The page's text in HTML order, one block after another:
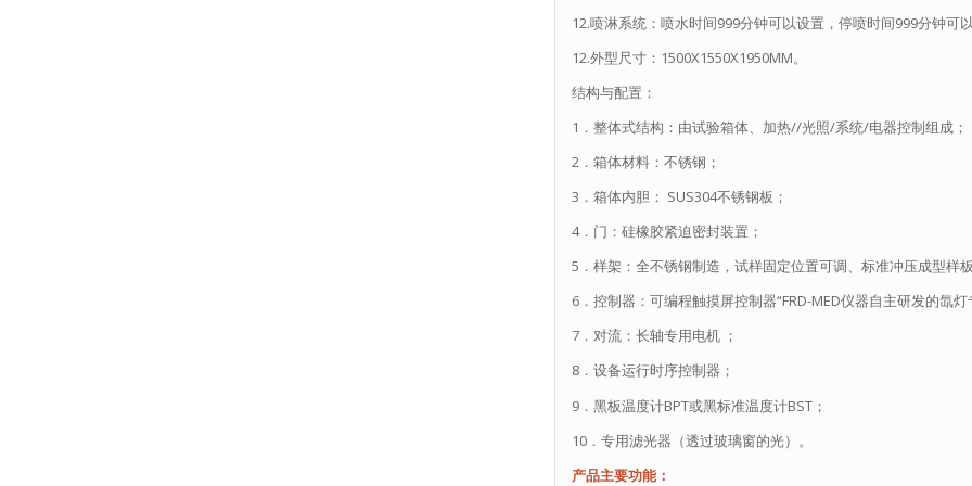
12.喷淋系统：喷水时间999分钟可以设置，停喷时间999分钟可
12.外型尺寸：1500X1550X1950MM。
结构与配置：
1．整体式结构：由试验箱体、加热//光照/系统/电器控制组成；
2．箱体材料：不锈钢；
3．箱体内胆： SUS304不锈钢板；
4．门：硅橡胶紧迫密封装置；
5．样架：全不锈钢制造，试样固定位置可调、标准冲压成型样
6．控制器：可编程触摸屏控制器“FRD-MED仪器自主研发的氙灯
7．对流：长轴专用电机 ；
8．设备运行时序控制器；
9．黑板温度计BPT或黑标准温度计BST；
10．专用滤光器（透过玻璃窗的光）。
产品主要功能：